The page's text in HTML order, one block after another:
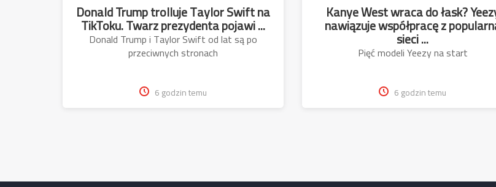
Donald Trump trolluje Taylor Swift na
TikToku. Twarz prezydenta pojawi ...
Donald Trump i Taylor Swift od lat są po
przeciwnych stronach
6 godzin temu
Kanye West wraca do łask?
nawiązuje współpracę z
sieci ...
Pięć modeli Yeezy na start
6 godzin temu